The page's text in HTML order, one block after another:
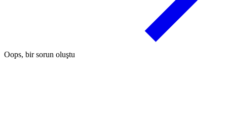
Oops, bir sorun oluştu